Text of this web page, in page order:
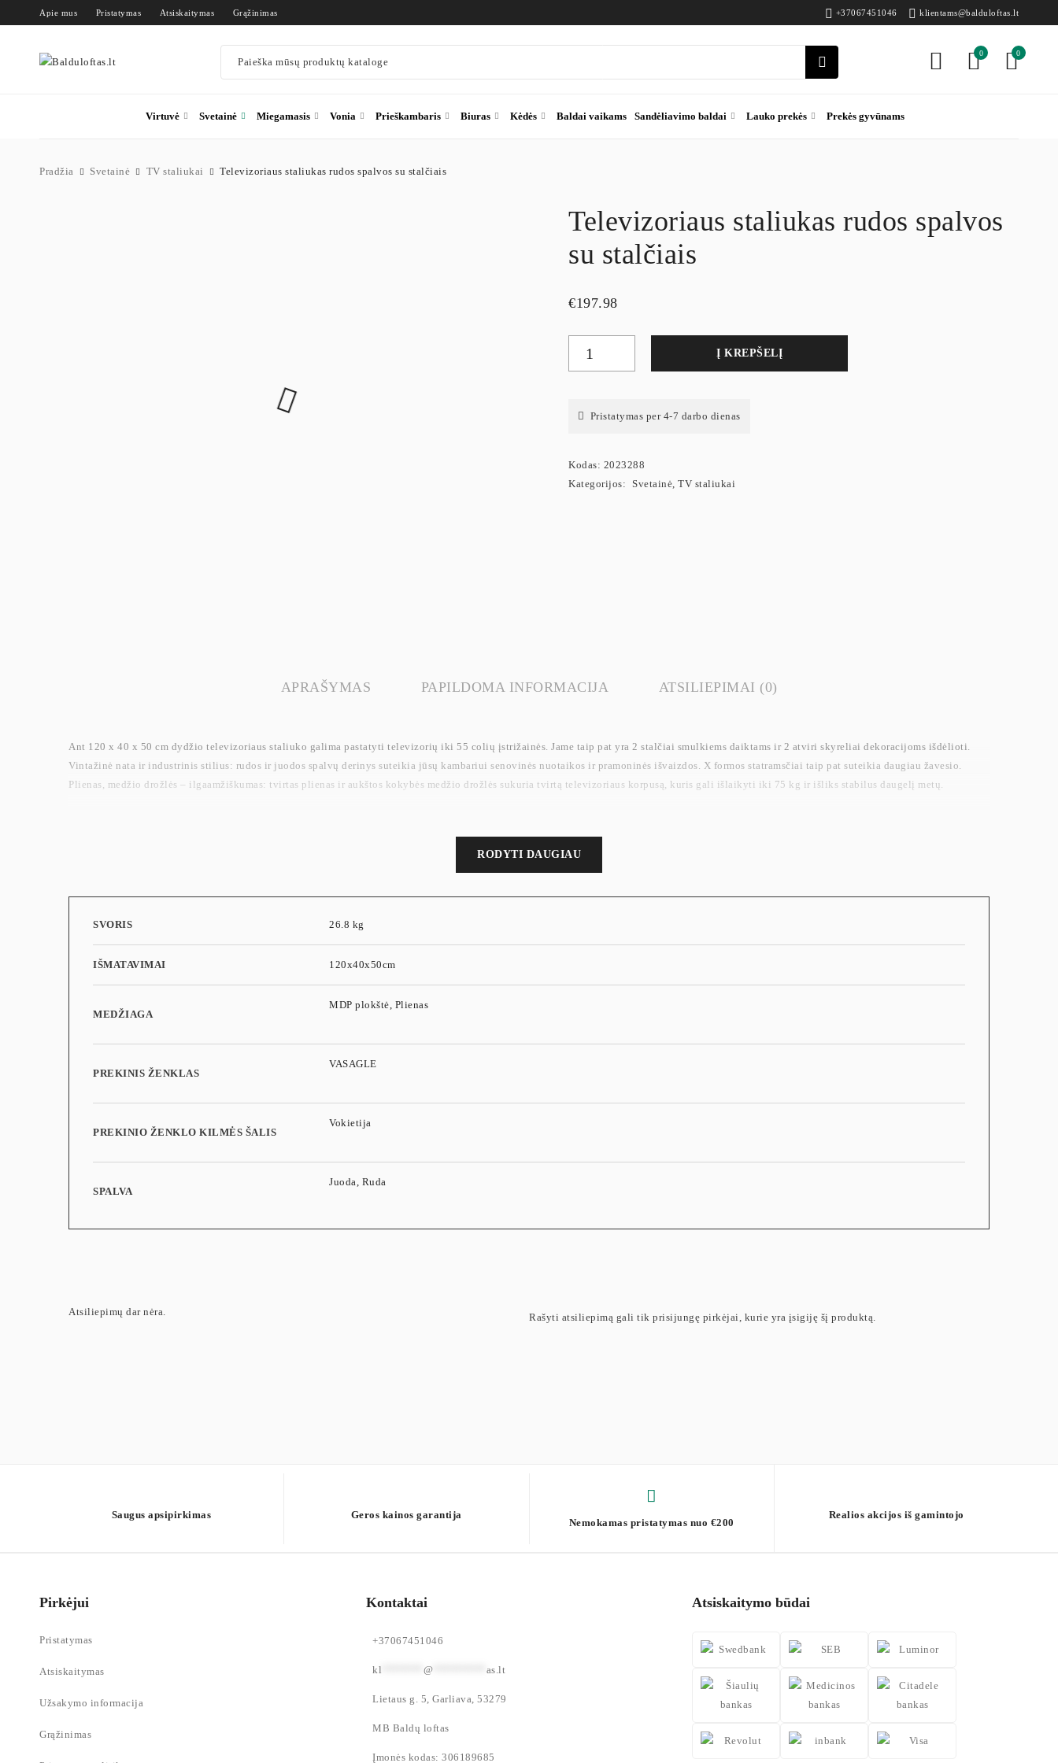
Apie mus Pristatymas Atsiskaitymas Grąžinimas +37067451046 klientams@balduloftas.lt
0
0
Virtuvė Svetainė Miegamasis Vonia Prieškambaris Biuras Kėdės Baldai vaikams Sandėliavimo baldai Lauko prekės Prekės gyvūnams
Pradžia Svetainė TV staliukai Televizoriaus staliukas rudos spalvos su stalčiais
Televizoriaus staliukas rudos spalvos
su stalčiais
€197.98
Į KREPŠELĮ
Pristatymas per 4-7 darbo dienas
Kodas: 2023288
Kategorijos: Svetainė, TV staliukai
APRAŠYMAS PAPILDOMA INFORMACIJA ATSILIEPIMAI (0)
Ant 120 x 40 x 50 cm dydžio televizoriaus staliuko galima pastatyti televizorių iki 55 colių įstrižainės. Jame taip pat yra 2 stalčiai smulkiems daiktams ir 2 atviri skyreliai dekoracijoms išdėlioti.
Vintažinė nata ir industrinis stilius: rudos ir juodos spalvų derinys suteikia jūsų kambariui senovinės nuotaikos ir pramoninės išvaizdos. X formos statramsčiai taip pat suteikia daugiau žavesio.
Plienas, medžio drožlės – ilgaamžiškumas: tvirtas plienas ir aukštos kokybės medžio drožlės sukuria tvirtą televizoriaus korpusą, kuris gali išlaikyti iki 75 kg ir išliks stabilus daugelį metų.
RODYTI DAUGIAU
SVORIS 26.8 kg
IŠMATAVIMAI 120x40x50cm
MEDŽIAGA
MDP plokštė, Plienas
PREKINIS ŽENKLAS
VASAGLE
PREKINIO ŽENKLO KILMĖS ŠALIS
Vokietija
SPALVA
Juoda, Ruda
Atsiliepimų dar nėra. Rašyti atsiliepimą gali tik prisijungę pirkėjai, kurie yra įsigiję šį produktą.
Saugus apsipirkimas Geros kainos garantija
Nemokamas pristatymas nuo €200
Realios akcijos iš gamintojo
Pirkėjui
Pristatymas
Atsiskaitymas
Užsakymo informacija
Grąžinimas
Kontaktai
+37067451046
kl @ as.lt
Lietaus g. 5, Garliava, 53279
MB Baldų loftas
Įmonės kodas: 306189685
Atsiskaitymo būdai